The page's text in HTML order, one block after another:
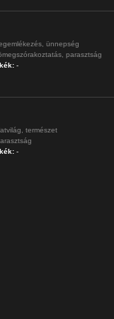
ünnepség
parasztság
-
természet
-